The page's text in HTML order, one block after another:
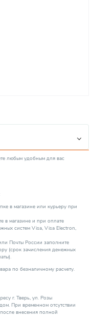
любым удобным для вас
в магазине или курьеру при
в магазине и при оплате
систем Visa, Visa Electron,
Почты России заполните
(срок зачисления денежных
по безналичному расчету.
г. Тверь, ул. Розы
При временном отсутствии
внесения полной